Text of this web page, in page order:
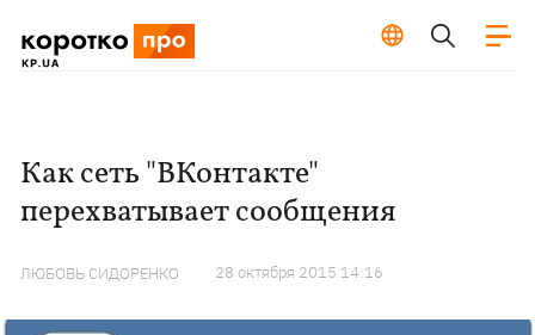
Как сеть "ВКонтакте"
перехватывает сообщения
ЛЮБОВЬ СИДОРЕНКО 28 октября 2015 14:16